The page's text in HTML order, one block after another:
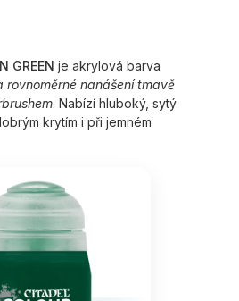
GREEN je akrylová barva
rovnoměrné nanášení tmavě
. Nabízí hluboký, sytý
krytím i při jemném